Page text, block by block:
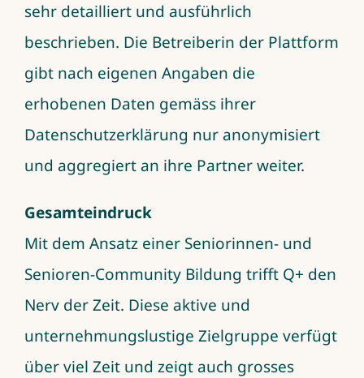
sehr detailliert und ausführlich
beschrieben. Die Betreiberin der Plattform
gibt nach eigenen Angaben die
erhobenen Daten gemäss ihrer
Datenschutzerklärung nur anonymisiert
und aggregiert an ihre Partner weiter.
Gesamteindruck
Mit dem Ansatz einer Seniorinnen- und
Senioren-Community Bildung trifft Q+ den
Nerv der Zeit. Diese aktive und
unternehmungslustige Zielgruppe verfügt
über viel Zeit und zeigt auch grosses